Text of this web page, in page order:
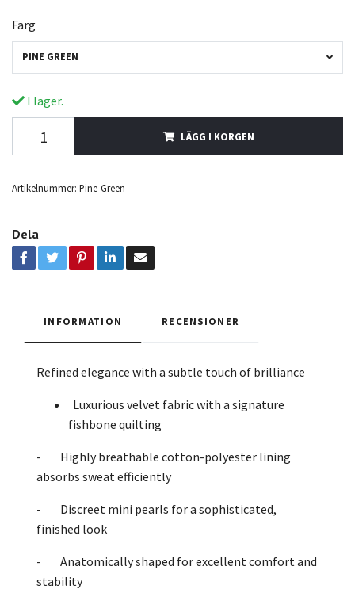
Färg
PINE GREEN
I lager.
LÄGG I KORGEN
Artikelnummer: Pine-Green
Dela
INFORMATION RECENSIONER
Refined elegance with a subtle touch of brilliance
Luxurious velvet fabric with a signature
fishbone quilting
- Highly breathable cotton-polyester lining
absorbs sweat efficiently
- Discreet mini pearls for a sophisticated,
finished look
- Anatomically shaped for excellent comfort and
stability